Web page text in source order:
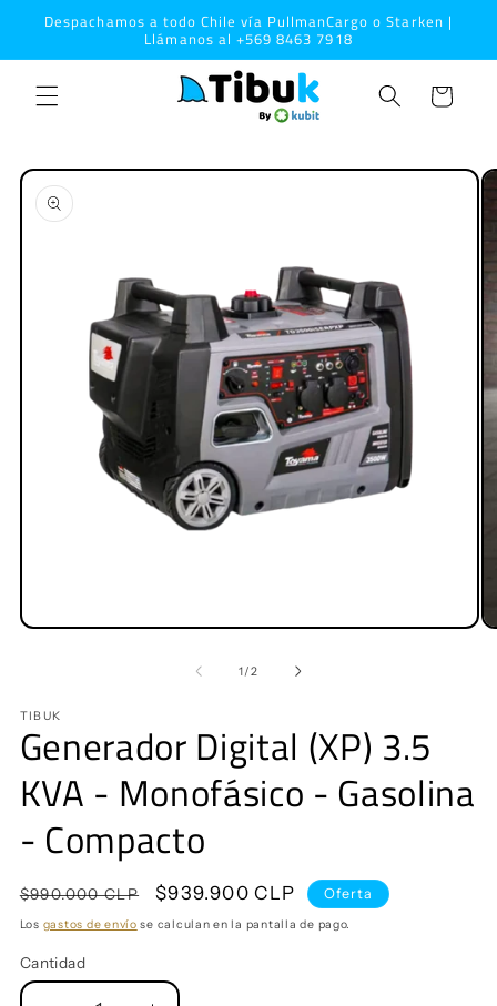
directamente
Despachamos a todo Chile vía PullmanCargo o Starken |
Llámanos al +569 8463 7918
Carrito
directamente
a la
información
Abrir
una
ventana
modal
1/de
2
TIBUK
Generador Digital (XP) 3.5
KVA - Monofásico - Gasolina
- Compacto
Precio
habitual
$990.000 CLP
Precio
de
$939.900 CLP Oferta
Los gastos de envío se calculan en la pantalla de pago.
Cantidad